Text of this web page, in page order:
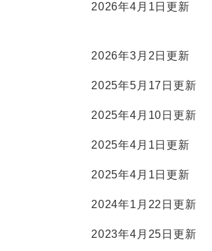
2026年4月1日更新
2026年3月2日更新
2025年5月17日更新
2025年4月10日更新
2025年4月1日更新
2025年4月1日更新
2024年1月22日更新
2023年4月25日更新